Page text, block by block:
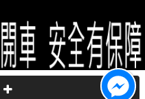
錄 All rights reserved.